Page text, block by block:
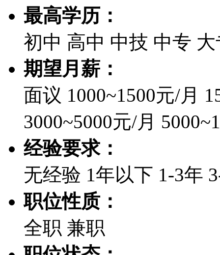
最高学历：
初中 高中 中技 中专
期望月薪：
面议 1000~1500元/月
3000~5000元/月
经验要求：
无经验 1年以下 1-3年
职位性质：
全职 兼职